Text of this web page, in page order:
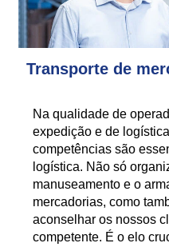
Transporte de
Na qualidade de
expedição e de
competências são
logística. Não só
manuseamento e o
mercadorias, como
aconselhar os nossos
competente. É o elo